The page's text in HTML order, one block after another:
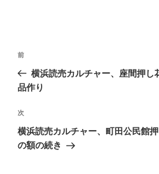
投
ナ
ゲ
ー
シ
前
の
投
前
横浜読売カルチャー、座間押
品作り
次
の
投
次
横浜読売カルチャー、町田公民
の額の続き